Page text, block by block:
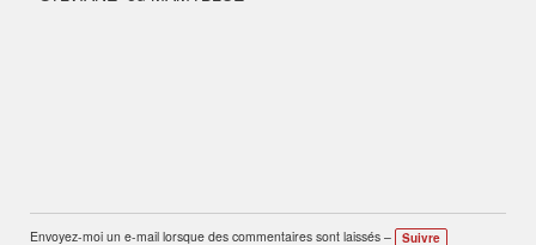
Envoyez-moi un e-mail lorsque des commentaires sont laissés – Suivre